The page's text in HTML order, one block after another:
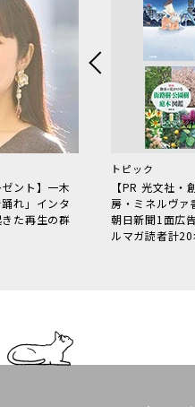
ント】一木
れ」インタ
た再生の群
トピック
【PR 光文社・
房・ミネルヴァ
朝日新聞1面広
ルマガ読者計20